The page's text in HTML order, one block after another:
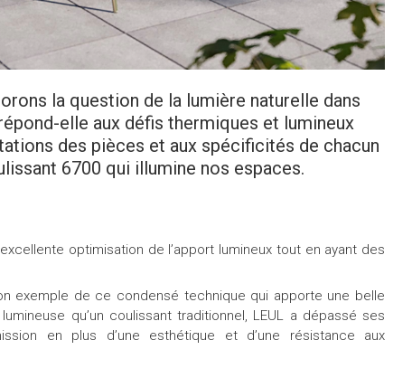
la question de la lumière naturelle dans
elle aux défis thermiques et lumineux
des pièces et aux spécificités de chacun
6700 qui illumine nos espaces.
optimisation de l’apport lumineux tout en ayant des
exemple de ce condensé technique qui apporte une belle
qu’un coulissant traditionnel, LEUL a dépassé ses
en plus d’une esthétique et d’une résistance aux